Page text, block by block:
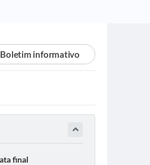
Boletim informativo
final